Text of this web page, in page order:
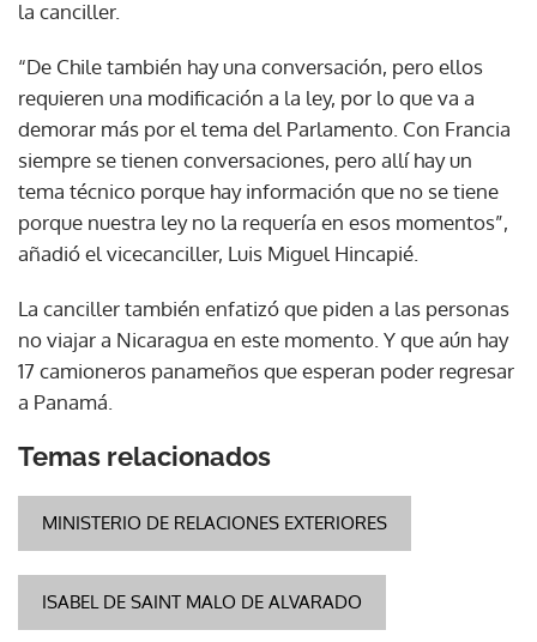
la canciller.
“De Chile también hay una conversación, pero ellos
requieren una modificación a la ley, por lo que va a
demorar más por el tema del Parlamento. Con Francia
siempre se tienen conversaciones, pero allí hay un
tema técnico porque hay información que no se tiene
porque nuestra ley no la requería en esos momentos”,
añadió el vicecanciller, Luis Miguel Hincapié.
La canciller también enfatizó que piden a las personas
no viajar a Nicaragua en este momento. Y que aún hay
17 camioneros panameños que esperan poder regresar
a Panamá.
Temas relacionados
MINISTERIO DE RELACIONES EXTERIORES
ISABEL DE SAINT MALO DE ALVARADO